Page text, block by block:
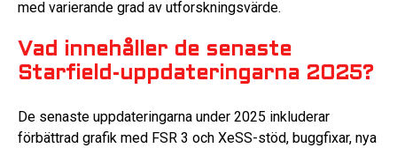
med varierande grad av utforskningsvärde.
Vad innehåller de senaste
Starfield-uppdateringarna 2025?
De senaste uppdateringarna under 2025 inkluderar
förbättrad grafik med FSR 3 och XeSS-stöd, buggfixar, nya